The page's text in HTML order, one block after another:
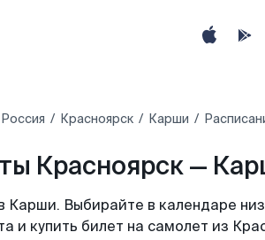
Россия Красноярск Карши
Красноярск —
Выбирайте в календаре
и купить билет на самолет из